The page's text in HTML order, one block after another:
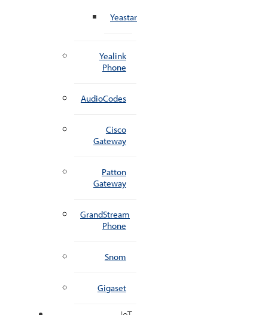
Yeastar
Yealink
Phone
AudioCodes
Cisco
Gateway
Patton
Gateway
GrandStream
Phone
Snom
Gigaset